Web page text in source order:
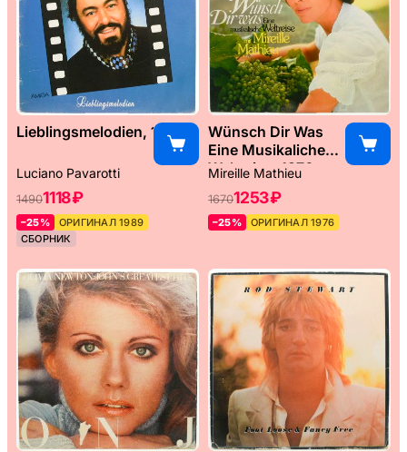
Lieblingsmelodien, 1989
Luciano Pavarotti
14901118 ₽
–25%
ОРИГИНАЛ 1989
СБОРНИК
Wünsch Dir Was
Eine Musikaliche
Weltreise, 1976
Mireille Mathieu
16701253 ₽
–25% ОРИГИНАЛ 1976